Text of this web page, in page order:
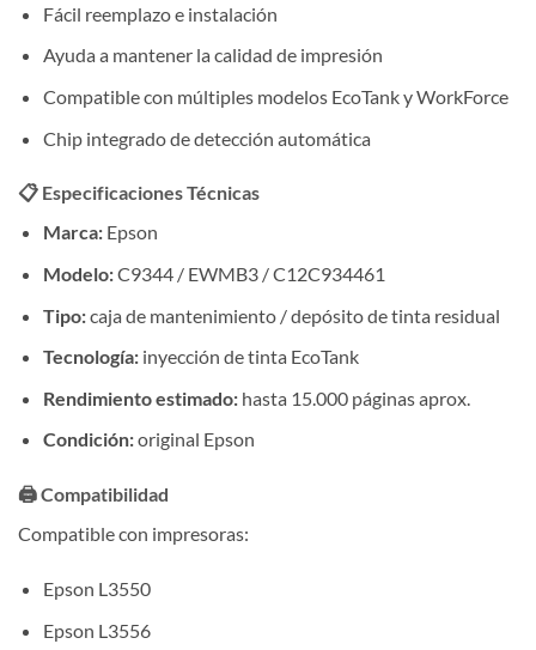
Fácil reemplazo e instalación
Ayuda a mantener la calidad de impresión
Compatible con múltiples modelos EcoTank y WorkForce
Chip integrado de detección automática
📋 Especificaciones Técnicas
Marca: Epson
Modelo:C9344 / EWMB3 / C12C934461
Tipo:caja de mantenimiento / depósito de tinta residual
Tecnología:inyección de tinta EcoTank
Rendimiento estimado:hasta 15.000 páginas aprox.
Condición:original Epson
🖨️ Compatibilidad
Compatible con impresoras:
Epson L3550
Epson L3556